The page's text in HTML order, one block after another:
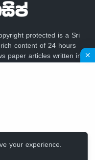
protected is a Sri
content of 24 hours
paper articles written in
your experience.